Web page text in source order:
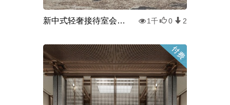
新中式轻奢接待室会客室3d模型 1千 0 2